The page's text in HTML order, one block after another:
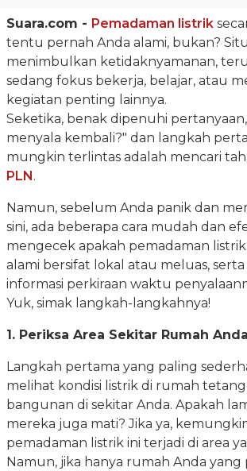
Suara.com - Pemadaman listrik
tentu pernah Anda alami, bukan?
menimbulkan ketidaknyamanan,
sedang fokus bekerja, belajar, atau
kegiatan penting lainnya.
Seketika, benak dipenuhi
menyala kembali?" dan langkah
mungkin terlintas adalah mencari
PLN.
Namun, sebelum Anda panik dan
sini, ada beberapa cara mudah dan
mengecek apakah pemadaman
alami bersifat lokal atau meluas,
informasi perkiraan waktu
Yuk, simak langkah-langkahnya!
1. Periksa Area Sekitar Rumah Anda
Langkah pertama yang paling
melihat kondisi listrik di rumah
bangunan di sekitar Anda. Apakah
mereka juga mati? Jika ya,
pemadaman listrik ini terjadi di area
Namun, jika hanya rumah Anda yang